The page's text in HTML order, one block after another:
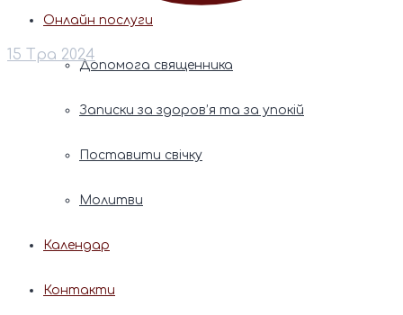
Онлайн послуги
Допомога священника
Записки за здоров’я та за упокій
Поставити свічку
Молитви
Календар
Контакти
15 Тра 2024